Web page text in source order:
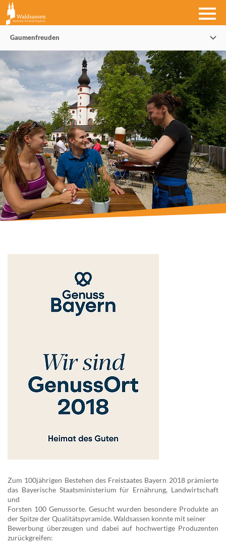
Gaumenfreuden
Zum 100jährigen Bestehen des Freistaates Bayern 2018 prämierte
das Bayerische Staatsministerium für Ernährung, Landwirtschaft
und
Forsten 100 Genussorte. Gesucht wurden besondere Produkte an
der Spitze der Qualitätspyramide. Waldsassen konnte mit seiner
Bewerbung überzeugen und dabei auf hochwertige Produzenten
zurückgreifen: